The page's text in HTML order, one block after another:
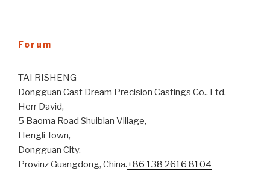
Forum
TAI RISHENG
Dongguan Cast Dream Precision Castings Co., Ltd,
Herr David,
5 Baoma Road Shuibian Village,
Hengli Town,
Dongguan City,
Provinz Guangdong, China.+86 138 2616 8104